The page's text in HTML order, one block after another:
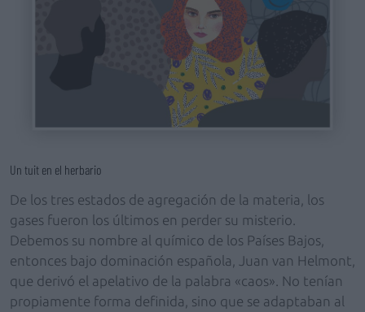
Un tuit en el herbario
De los tres estados de agregación de la materia, los
gases fueron los últimos en perder su misterio.
Debemos su nombre al químico de los Países Bajos,
entonces bajo dominación española, Juan van Helmont,
que derivó el apelativo de la palabra «caos». No tenían
propiamente forma definida, sino que se adaptaban al